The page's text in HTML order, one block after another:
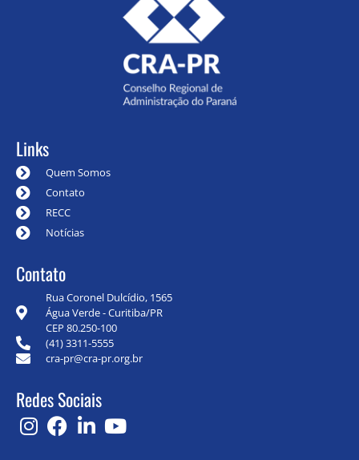
Links
Quem Somos
Contato
RECC
Notícias
Contato
Rua Coronel Dulcídio, 1565
Água Verde - Curitiba/PR
CEP 80.250-100
(41) 3311-5555
cra-pr@cra-pr.org.br
Redes Sociais